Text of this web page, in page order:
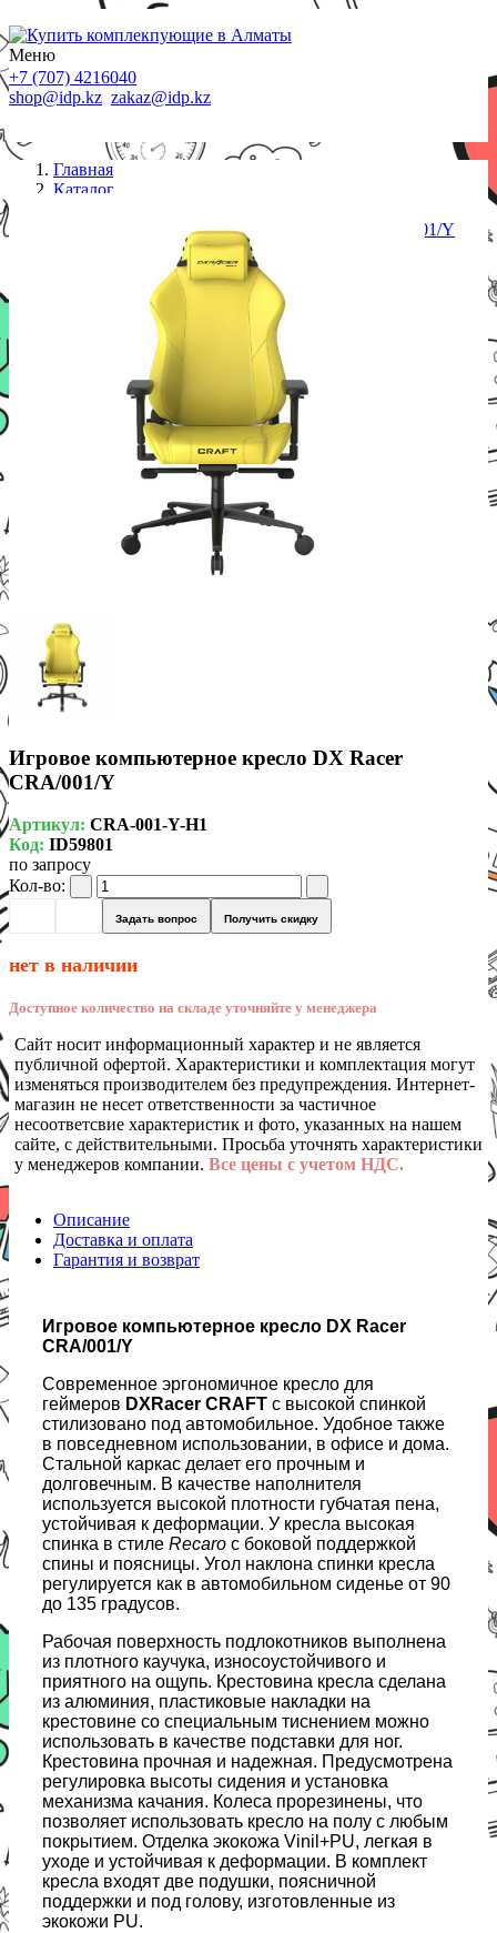
Меню
+7 (707) 4216040
shop@idp.kz zakaz@idp.kz
Главная
Каталог
Игровое компьютерное кресло DX Racer CRA/001/Y
Игровое компьютерное кресло DX Racer
CRA/001/Y
Артикул: CRA-001-Y-H1
Код: ID59801
по запросу
Кол-во:
Задать вопрос Получить скидку
нет в наличии
Доступное количество на складе уточняйте у менеджера
Сайт носит информационный характер и не является
публичной офертой. Характеристики и комплектация могут
изменяться производителем без предупреждения. Интернет-
магазин не несет ответственности за частичное
несоответсвие характеристик и фото, указанных на нашем
сайте, с действительными. Просьба уточнять характеристики
у менеджеров компании. Все цены с учетом НДС.
Описание
Доставка и оплата
Гарантия и возврат
Игровое компьютерное кресло DX Racer
CRA/001/Y
Современное эргономичное кресло для
геймеров DXRacer CRAFT с высокой спинкой
стилизовано под автомобильное. Удобное также
в повседневном использовании, в офисе и дома.
Стальной каркас делает его прочным и
долговечным. В качестве наполнителя
используется высокой плотности губчатая пена,
устойчивая к деформации. У кресла высокая
спинка в стиле Recaro с боковой поддержкой
спины и поясницы. Угол наклона спинки кресла
регулируется как в автомобильном сиденье от 90
до 135 градусов.
Рабочая поверхность подлокотников выполнена
из плотного каучука, износоустойчивого и
приятного на ощупь. Крестовина кресла сделана
из алюминия, пластиковые накладки на
крестовине со специальным тиснением можно
использовать в качестве подставки для ног.
Крестовина прочная и надежная. Предусмотрена
регулировка высоты сидения и установка
механизма качания. Колеса прорезинены, что
позволяет использовать кресло на полу с любым
покрытием. Отделка экокожа Vinil+PU, легкая в
уходе и устойчивая к деформации. В комплект
кресла входят две подушки, поясничной
поддержки и под голову, изготовленные из
экокожи PU.